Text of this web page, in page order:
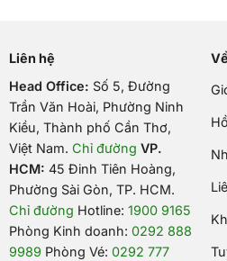
Liên hệ
Head Office: Số 5, Đường
Trần Văn Hoài, Phường Ninh
Kiều, Thành phố Cần Thơ,
Việt Nam. Chỉ đường VP.
HCM: 45 Đinh Tiên Hoàng,
Phường Sài Gòn, TP. HCM.
Chỉ đường Hotline: 1900 9165
Phòng Kinh doanh: 0292 888
9989 Phòng Vé: 0292 777